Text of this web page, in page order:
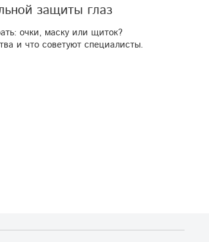
защиты глаз
очки, маску или щиток?
и что советуют специалисты.